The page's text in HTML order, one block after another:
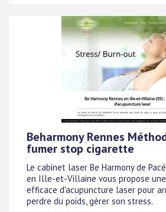
Beharmony Rennes
fumer stop cigarette
Le cabinet laser Be Harmony de
en Ille-et-Villaine vous propose
efficace d'acupuncture laser pour
perdre du poids, gérer son stress.